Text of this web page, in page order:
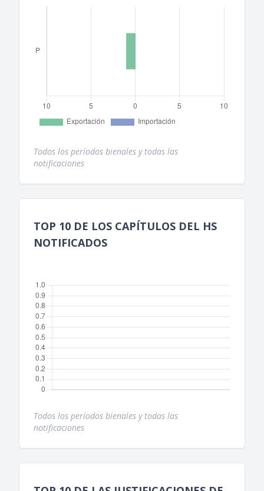
Todos los períodos bienales y todas las
notificaciones
TOP 10 DE LOS CAPÍTULOS DEL HS
NOTIFICADOS
Todos los períodos bienales y todas las
notificaciones